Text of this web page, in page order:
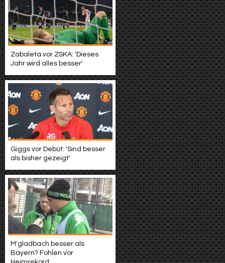
Zabaleta vor ZSKA: 'Dieses
Jahr wird alles besser'
Giggs vor Debüt: 'Sind besser
als bisher gezeigt'
M'gladbach besser als
Bayern? Fohlen vor